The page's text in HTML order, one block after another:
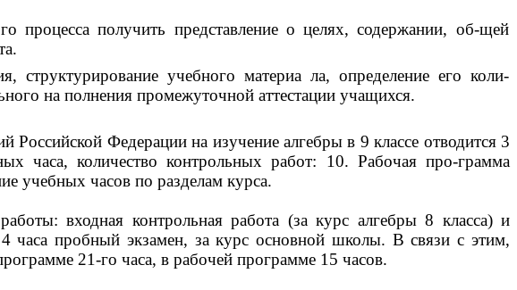
процесса получить представление о целях, содержании, об-щей
структурирование учебного материа ла, определение его коли-
на полнения промежуточной аттестации учащихся.
Федерации на изучение алгебры в 9 классе отводится 3
часа, количество контрольных работ: 10. Рабочая про-грамма
учебных часов по разделам курса.
входная контрольная работа (за курс алгебры 8 класса) и
4 часа пробный экзамен, за курс основной школы. В связи с этим,
21-го часа, в рабочей программе 15 часов.